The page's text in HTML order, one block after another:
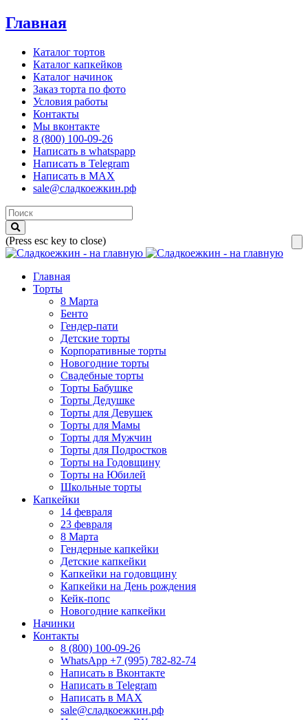
Главная
Каталог тортов
Каталог капкейков
Каталог начинок
Заказ торта по фото
Условия работы
Контакты
Мы вконтакте
8 (800) 100-09-26
Написать в whatspapp
Написать в Telegram
Написать в MAX
sale@сладкоежкин.рф
(Press esc key to close)
Главная
Торты
8 Марта
Бенто
Гендер-пати
Детские торты
Корпоративные торты
Новогодние торты
Свадебные торты
Торты Бабушке
Торты Дедушке
Торты для Девушек
Торты для Мамы
Торты для Мужчин
Торты для Подростков
Торты на Годовщину
Торты на Юбилей
Школьные торты
Капкейки
14 февраля
23 февраля
8 Марта
Гендерные капкейки
Детские капкейки
Капкейки на годовщину
Капкейки на День рождения
Кейк-попс
Новогодние капкейки
Начинки
Контакты
8 (800) 100-09-26
WhatsApp +7 (995) 782-82-74
Написать в Вконтакте
Написать в Telegram
Написать в MAX
sale@сладкоежкин.рф